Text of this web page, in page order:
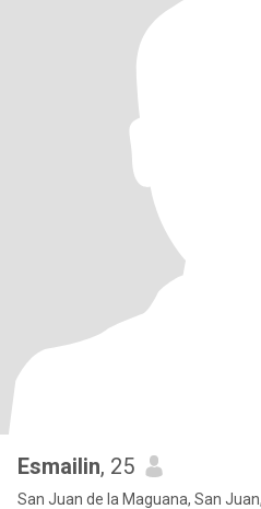
Esmailin, 25
San Juan de la Maguana, San